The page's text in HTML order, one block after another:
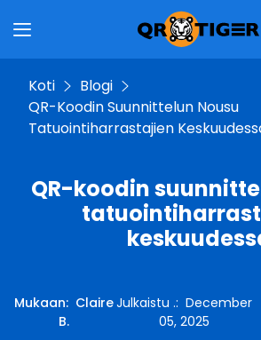
Koti
Blogi
QR-Koodin Suunnittelun Nousu
Tatuointiharrastajien
QR-koodin
Mukaan: Claire
B.
Julkaistu .:December
05, 2025